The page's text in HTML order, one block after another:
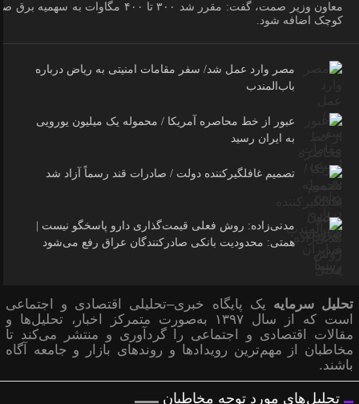
معاون وزیر صمت، گفت: مقرر شد ۳۰۰ تا ۴۰۰ مگاوات به سهمیه
کوچک اضافه شود.
مصر وارد عمل شد/ سفر مقامات امنیتی به ریاض درباره
باب‌المندب
عبور از خط محاصره آمریکا / محموله یک میلیون یورویی
به ایران رسید
تصمیم غافلگیرکننده دولت / صادرات قند رسماً آزاد شد
مدنی‌زاده: روش فعلی قیمت‌گذاری دارو پاسخگو نیست |
همتی: محدودیت بانکی صادرکنندگان عراق رفع می‌شود
تحلیل سرمایه یک پایگاه خبری–تحلیلی اقتصادی و اجتماعی
است که از سال ۱۳۹۷ به‌صورت متمرکز اخبار، تحلیل‌ها و
مقالات اقتصادی و اجتماعی را گردآوری و منتشر می‌کند تا
مخاطبان از مهم‌ترین رویدادها و روندهای بازار و جامعه آگاه
باشند.
تحلیل‌های مورد توجه مخاطبان